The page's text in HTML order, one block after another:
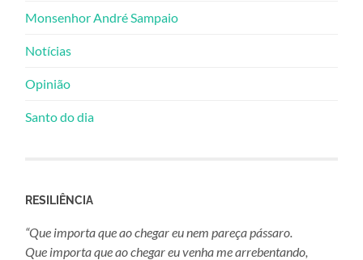
Monsenhor André Sampaio
Notícias
Opinião
Santo do dia
RESILIÊNCIA
“Que importa que ao chegar eu nem pareça pássaro.
Que importa que ao chegar eu venha me arrebentando,